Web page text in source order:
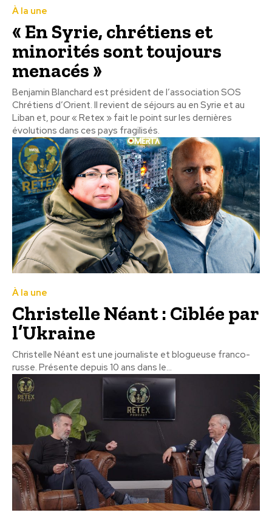
À la une
« En Syrie, chrétiens et
minorités sont toujours
menacés »
Benjamin Blanchard est président de l’association SOS
Chrétiens d’Orient. Il revient de séjours au en Syrie et au
Liban et, pour « Retex » fait le point sur les dernières
évolutions dans ces pays fragilisés.
À la une
Christelle Néant : Ciblée par
l’Ukraine
Christelle Néant est une journaliste et blogueuse franco-
russe. Présente depuis 10 ans dans le...